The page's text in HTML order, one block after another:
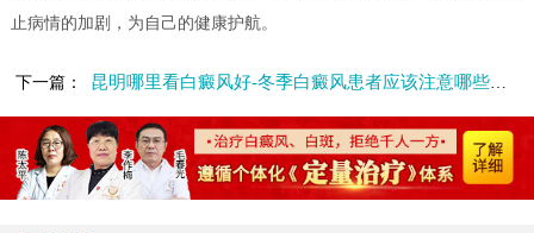
止病情的加剧，为自己的健康护航。
下一篇： 昆明哪里看白癜风好-冬季白癜风患者应该注意哪些事项